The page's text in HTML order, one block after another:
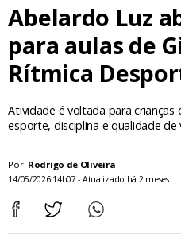
Abelardo Luz
para aulas de
Rítmica
Atividade é voltada para crianças
esporte, disciplina e qualidade de
Por: Rodrigo de Oliveira
14/05/2026 14h07 - Atualizado há 2 meses